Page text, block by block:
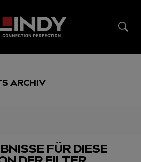
ARCHIV
FÜR DIESE